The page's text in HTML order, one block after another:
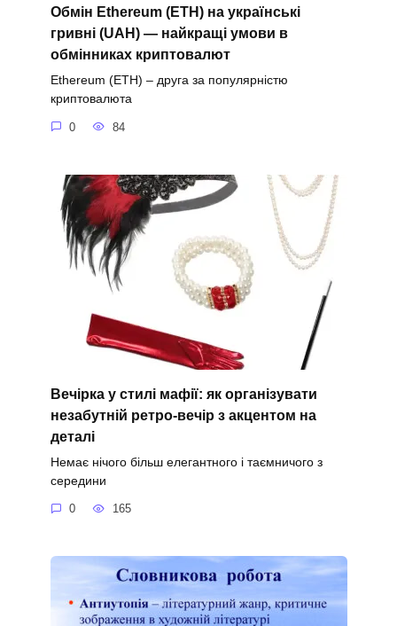
Обмін Ethereum (ETH) на українські
гривні (UAH) — найкращі умови в
обмінниках криптовалют
Ethereum (ETH) – друга за популярністю
криптовалюта
0 84
Вечірка у стилі мафії: як організувати
незабутній ретро-вечір з акцентом на
деталі
Немає нічого більш елегантного і таємничого з
середини
0 165